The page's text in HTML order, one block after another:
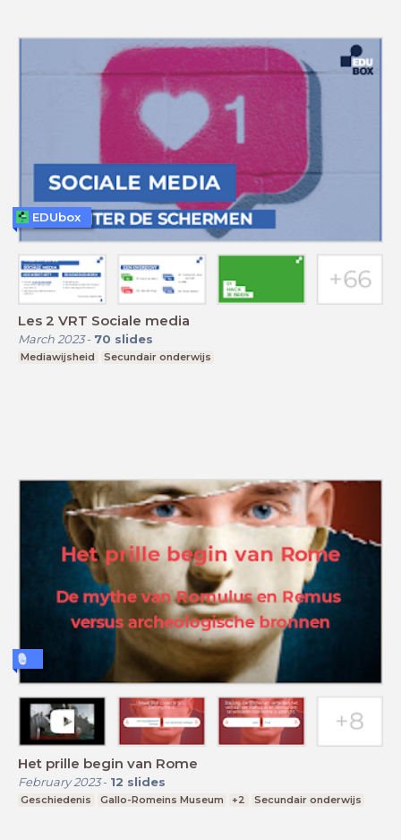
Les 2 VRT Sociale media
March 2023- 70 slides
Mediawijsheid Secundair onderwijs
EDUbox
Het prille begin van Rome
February 2023- 12 slides
Geschiedenis Gallo-Romeins Museum +2 Secundair onderwijs